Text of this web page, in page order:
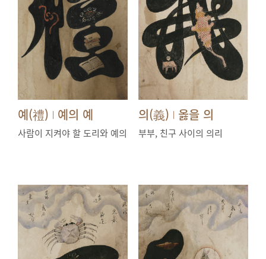
예(禮) | 예의 예
사람이 지켜야 할 도리와 예의
의(義) | 옳을 의
부부, 친구 사이의 의리